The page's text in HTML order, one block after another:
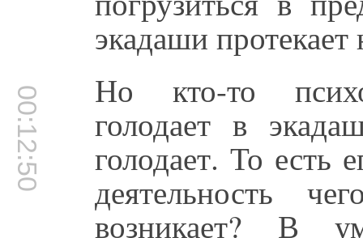
экадаши
00:12:50 Но кто-то
голодает в
голодает. То есть
деятельность
возникает? В